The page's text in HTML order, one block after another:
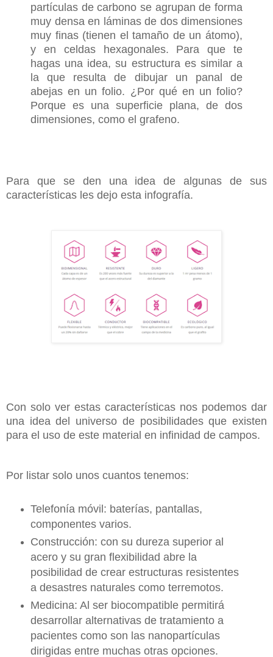
partículas de carbono se agrupan de forma
muy densa en láminas de dos dimensiones
muy finas (tienen el tamaño de un átomo),
y en celdas hexagonales. Para que te
hagas una idea, su estructura es similar a
la que resulta de dibujar un panal de
abejas en un folio. ¿Por qué en un folio?
Porque es una superficie plana, de dos
dimensiones, como el grafeno.
Para que se den una idea de algunas de sus
características les dejo esta infografía.
Con solo ver estas características nos podemos dar
una idea del universo de posibilidades que existen
para el uso de este material en infinidad de campos.
Por listar solo unos cuantos tenemos:
Telefonía móvil: baterías, pantallas,
componentes varios.
Construcción: con su dureza superior al
acero y su gran flexibilidad abre la
posibilidad de crear estructuras resistentes
a desastres naturales como terremotos.
Medicina: Al ser biocompatible permitirá
desarrollar alternativas de tratamiento a
pacientes como son las nanopartículas
dirigidas entre muchas otras opciones.